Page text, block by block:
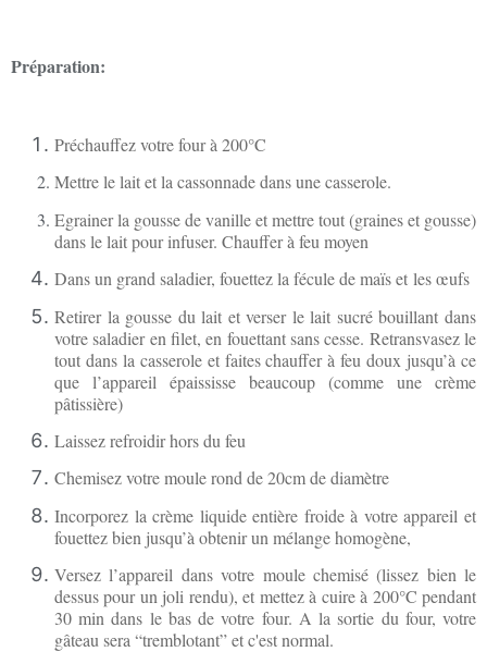
Préparation:
Préchauffez votre four à 200°C
Mettre le lait et la cassonnade dans une casserole.
Egrainer la gousse de vanille et mettre tout (graines et gousse)
dans le lait pour infuser. Chauffer à feu moyen
Dans un grand saladier, fouettez la fécule de maïs et les œufs
Retirer la gousse du lait et verser le lait sucré bouillant dans
votre saladier en filet, en fouettant sans cesse. Retransvasez le
tout dans la casserole et faites chauffer à feu doux jusqu’à ce
que l’appareil épaississe beaucoup (comme une crème
pâtissière)
Laissez refroidir hors du feu
Chemisez votre moule rond de 20cm de diamètre
Incorporez la crème liquide entière froide à votre appareil et
fouettez bien jusqu’à obtenir un mélange homogène,
Versez l’appareil dans votre moule chemisé (lissez bien le
dessus pour un joli rendu), et mettez à cuire à 200°C pendant
30 min dans le bas de votre four. A la sortie du four, votre
gâteau sera “tremblotant” et c'est normal.